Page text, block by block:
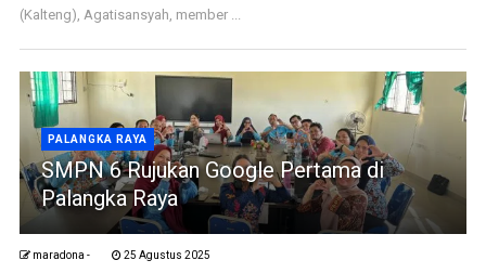
(Kalteng), Agatisansyah, member ...
PALANGKA RAYA
SMPN 6 Rujukan Google Pertama di
Palangka Raya
maradona - 25 Agustus 2025